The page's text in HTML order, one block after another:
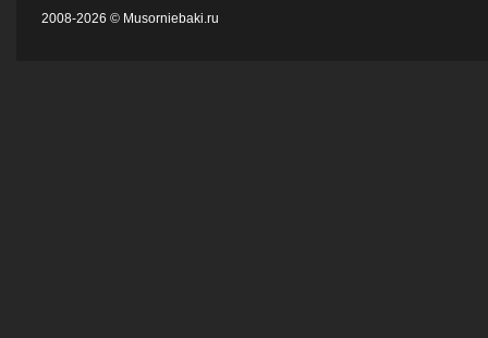
2008-2026 © Musorniebaki.ru